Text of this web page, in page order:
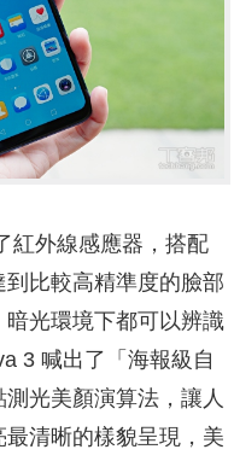
紅外線感應器，搭配
到比較高精準度的臉部
光環境下都可以辨識
3 喊出了「海報級自
光美顏演算法，讓人
清晰的樣貌呈現，美